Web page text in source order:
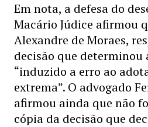
Em nota, a defesa do
Macário Júdice afirmou
Alexandre de Moraes,
decisão que determinou
“induzido a erro ao
extrema”. O advogado
afirmou ainda que não
cópia da decisão que